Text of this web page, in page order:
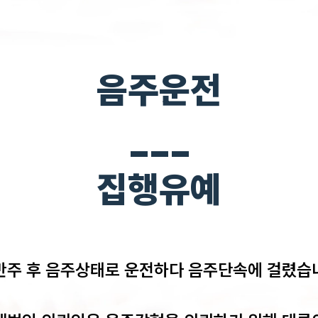
음주운전
___
집행유예
주 후 음주상태로 운전하다 음주단속에 걸렸